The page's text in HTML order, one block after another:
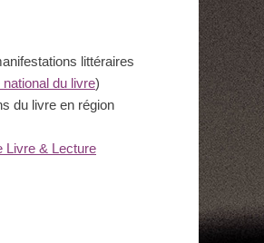
littéraires
du livre)
du livre en région
Livre & Lecture